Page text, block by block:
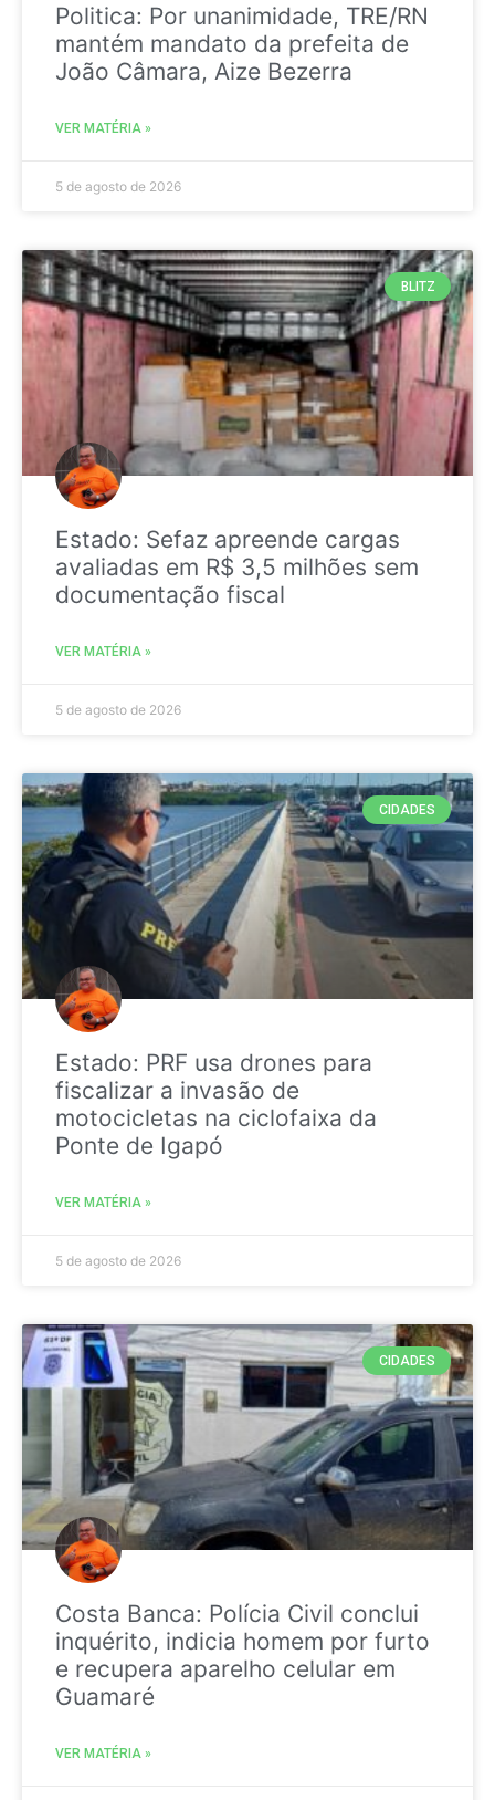
Politica: Por unanimidade, TRE/RN
mantém mandato da prefeita de
João Câmara, Aize Bezerra
VER MATÉRIA »
5 de agosto de 2026
BLITZ
Estado: Sefaz apreende cargas
avaliadas em R$ 3,5 milhões sem
documentação fiscal
VER MATÉRIA »
5 de agosto de 2026
CIDADES
Estado: PRF usa drones para
fiscalizar a invasão de
motocicletas na ciclofaixa da
Ponte de Igapó
VER MATÉRIA »
5 de agosto de 2026
CIDADES
Costa Banca: Polícia Civil conclui
inquérito, indicia homem por furto
e recupera aparelho celular em
Guamaré
VER MATÉRIA »